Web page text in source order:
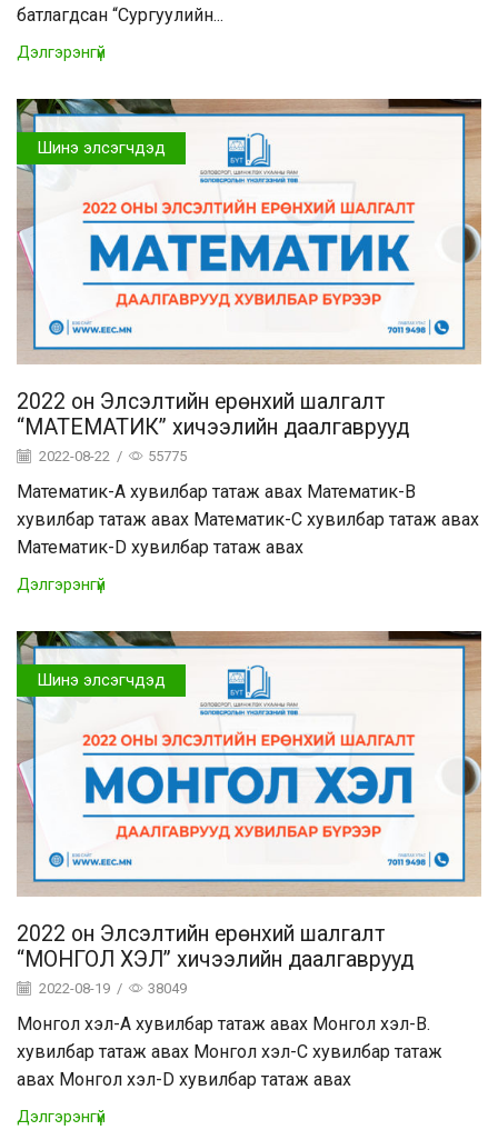
батлагдсан “Сургуулийн...
Дэлгэрэнгүй
Шинэ элсэгчдэд
2022 он Элсэлтийн ерөнхий шалгалт
“МАТЕМАТИК” хичээлийн даалгаврууд
2022-08-22 / 55775
Математик-A хувилбар татаж авах Математик-B
хувилбар татаж авах Математик-C хувилбар татаж авах
Математик-D хувилбар татаж авах
Дэлгэрэнгүй
Шинэ элсэгчдэд
2022 он Элсэлтийн ерөнхий шалгалт
“МОНГОЛ ХЭЛ” хичээлийн даалгаврууд
2022-08-19 / 38049
Монгол хэл-A хувилбар татаж авах Монгол хэл-B.
хувилбар татаж авах Монгол хэл-C хувилбар татаж
авах Монгол хэл-D хувилбар татаж авах
Дэлгэрэнгүй